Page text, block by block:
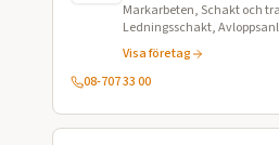
Markarbeten, Schakt och
Ledningsschakt,
Dränering, Snöröjning,
Materialleveranser
Visa företag
08-707 33 00